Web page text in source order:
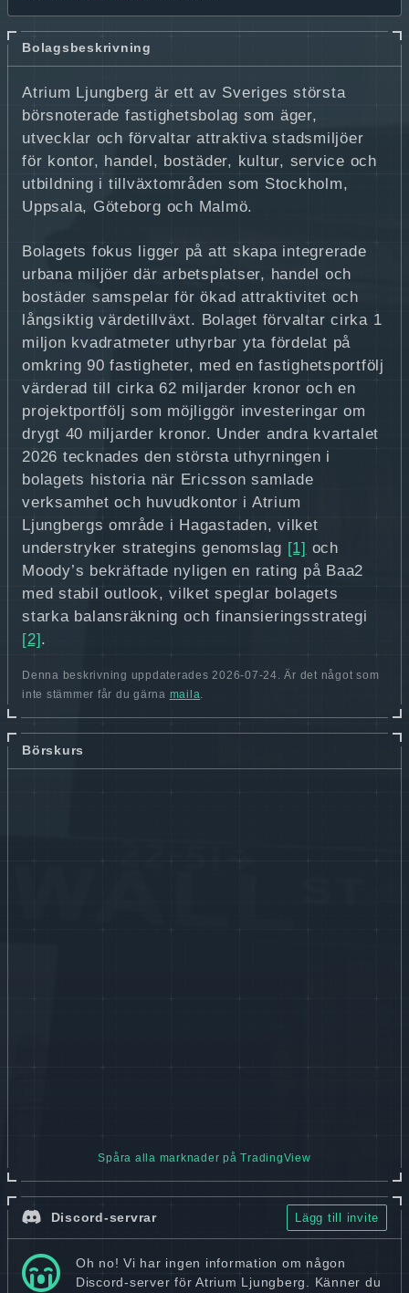
Bolagsbeskrivning
Atrium Ljungberg är ett av Sveriges största
börsnoterade fastighetsbolag som äger,
utvecklar och förvaltar attraktiva stadsmiljöer
för kontor, handel, bostäder, kultur, service och
utbildning i tillväxtområden som Stockholm,
Uppsala, Göteborg och Malmö.
Bolagets fokus ligger på att skapa integrerade
urbana miljöer där arbetsplatser, handel och
bostäder samspelar för ökad attraktivitet och
långsiktig värdetillväxt. Bolaget förvaltar cirka 1
miljon kvadratmeter uthyrbar yta fördelat på
omkring 90 fastigheter, med en fastighetsportfölj
värderad till cirka 62 miljarder kronor och en
projektportfölj som möjliggör investeringar om
drygt 40 miljarder kronor. Under andra kvartalet
2026 tecknades den största uthyrningen i
bolagets historia när Ericsson samlade
verksamhet och huvudkontor i Atrium
Ljungbergs område i Hagastaden, vilket
understryker strategins genomslag [1] och
Moody’s bekräftade nyligen en rating på Baa2
med stabil outlook, vilket speglar bolagets
starka balansräkning och finansieringsstrategi
[2] .
Denna beskrivning uppdaterades 2026-07-24. Är det något som
inte stämmer får du gärna maila.
Börskurs
Spåra alla marknader på TradingView
Discord-servrar Lägg till invite
Oh no! Vi har ingen information om någon
Discord-server för Atrium Ljungberg. Känner du